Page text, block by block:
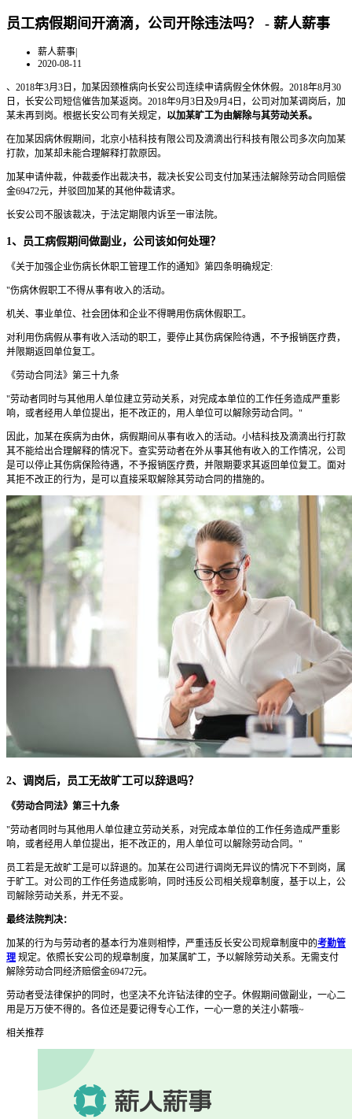
员工病假期间开滴滴，公司开除违法吗？ - 薪人薪事
薪人薪事|
2020-08-11
、2018年3月3日，加某因颈椎病向长安公司连续申请病假全休休假。2018年8月30
日，长安公司短信催告加某返岗。2018年9月3日及9月4日，公司对加某调岗后，加
某未再到岗。根据长安公司有关规定， 以加某旷工为由解除与其劳动关系。
在加某因病休假期间，北京小桔科技有限公司及滴滴出行科技有限公司多次向加某
打款，加某却未能合理解释打款原因。
加某申请仲裁，仲裁委作出裁决书，裁决长安公司支付加某违法解除劳动合同赔偿
金69472元，并驳回加某的其他仲裁请求。
长安公司不服该裁决，于法定期限内诉至一审法院。
1、员工病假期间做副业，公司该如何处理？
《关于加强企业伤病长休职工管理工作的通知》第四条明确规定:
"伤病休假职工不得从事有收入的活动。
机关、事业单位、社会团体和企业不得聘用伤病休假职工。
对利用伤病假从事有收入活动的职工，要停止其伤病保险待遇，不予报销医疗费，
并限期返回单位复工。
《劳动合同法》第三十九条
"劳动者同时与其他用人单位建立劳动关系，对完成本单位的工作任务造成严重影
响，或者经用人单位提出，拒不改正的，用人单位可以解除劳动合同。"
因此，加某在疾病为由休，病假期间从事有收入的活动。小桔科技及滴滴出行打款
其不能给出合理解释的情况下。查实劳动者在外从事其他有收入的工作情况，公司
是可以停止其伤病保险待遇，不予报销医疗费，并限期要求其返回单位复工。面对
其拒不改正的行为，是可以直接采取解除其劳动合同的措施的。
2、调岗后，员工无故旷工可以辞退吗？
《劳动合同法》第三十九条
"劳动者同时与其他用人单位建立劳动关系，对完成本单位的工作任务造成严重影
响，或者经用人单位提出，拒不改正的，用人单位可以解除劳动合同。"
员工若是无故旷工是可以辞退的。加某在公司进行调岗无异议的情况下不到岗，属
于旷工。对公司的工作任务造成影响，同时违反公司相关规章制度，基于以上，公
司解除劳动关系，并无不妥。
最终法院判决：
加某的行为与劳动者的基本行为准则相悖，严重违反长安公司规章制度中的考勤管
理 规定。依照长安公司的规章制度，加某属旷工，予以解除劳动关系。无需支付
解除劳动合同经济赔偿金69472元。
劳动者受法律保护的同时，也坚决不允许钻法律的空子。休假期间做副业，一心二
用是万万使不得的。各位还是要记得专心工作，一心一意的关注小薪哦~
相关推荐